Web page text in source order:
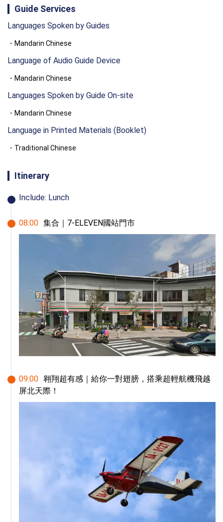
Guide Services
Languages Spoken by Guides
Mandarin Chinese
Language of Audio Guide Device
Mandarin Chinese
Languages Spoken by Guide On-site
Mandarin Chinese
Language in Printed Materials (Booklet)
Traditional Chinese
Itinerary
Include: Lunch
08:00 集合｜7-ELEVEN國站門市
09:00 翱翔超有感｜給你一對翅膀，搭乘超輕航機飛越
屏北天際！